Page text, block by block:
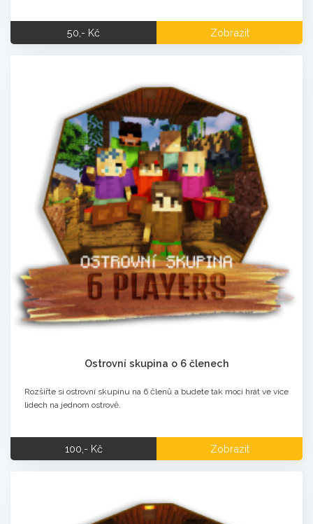
50,- Kč Zobrazit
Ostrovní skupina o 6 členech
Rozšiřte si ostrovní skupinu na 6 členů a budete tak moci hrát ve více
lidech na jednom ostrově.
100,- Kč Zobrazit